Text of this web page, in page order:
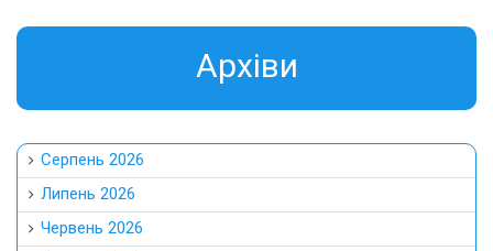
Aрхіви
Серпень 2026
Липень 2026
Червень 2026